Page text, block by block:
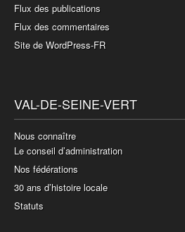
Flux des publications
Flux des commentaires
Site de WordPress-FR
VAL-DE-SEINE-VERT
Nous connaître
Le conseil d’administration
Nos fédérations
30 ans d’histoire locale
Statuts